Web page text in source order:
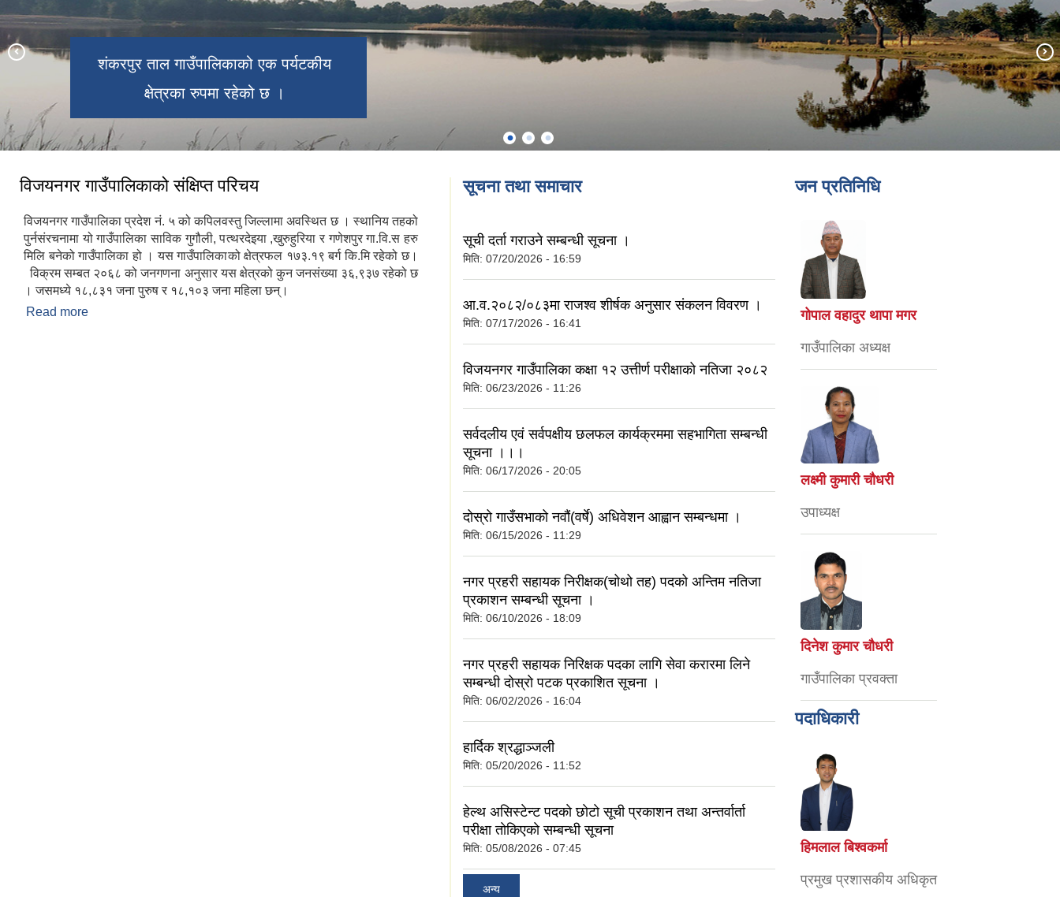
शंकरपुर ताल गाउँपालिकाको एक पर्यटकीय
क्षेत्रका रुपमा रहेको छ ।
समयमाई मन्दिर एक हिन्दुहरुको माहन
चार्डपर्वहरुमा विभिन्न ठाउँबाट पुजा आजाका
लागी आउने गरेका छन् ।
थारु संग्रलय विजयनगर गाउँपालिकाको वडा नं
२ को लोहरौलामा अवस्थित छ ।
विजयनगर गाउँपालिकाको संक्षिप्त परिचय
विजयनगर गाउँपालिका प्रदेश नं. ५ को कपिलवस्तु जिल्लामा अवस्थित छ । स्थानिय तहको
पुर्नसंरचनामा यो गाउँपालिका साविक गुगौली, पत्थरदेइया ,खुरुहुरिया र गणेशपुर गा.वि.स हरु
मिलि बनेको गाउँपालिका हो । यस गाउँपालिकाको क्षेत्रफल १७३.१९ बर्ग कि.मि रहेको छ।
विक्रम सम्बत २०६८ को जनगणना अनुसार यस क्षेत्रको कुन जनसंख्या ३६,९३७ रहेको छ
। जसमध्ये १८,८३१ जना पुरुष र १८,१०३ जना महिला छन्।
Read more
सूचना तथा समाचार
सूची दर्ता गराउने सम्बन्धी सूचना ।
मिति: 07/20/2026 - 16:59
आ.व.२०८२/०८३मा राजश्व शीर्षक अनुसार संकलन विवरण ।
मिति: 07/17/2026 - 16:41
विजयनगर गाउँपालिका कक्षा १२ उत्तीर्ण परीक्षाको नतिजा २०८२
मिति: 06/23/2026 - 11:26
सर्वदलीय एवं सर्वपक्षीय छलफल कार्यक्रममा सहभागिता सम्बन्धी
सूचना ।।।
मिति: 06/17/2026 - 20:05
दोस्रो गाउँसभाको नवौं(वर्षे) अधिवेशन आह्वान सम्बन्धमा ।
मिति: 06/15/2026 - 11:29
नगर प्रहरी सहायक निरीक्षक(चोथो तह) पदको अन्तिम नतिजा
प्रकाशन सम्बन्धी सूचना ।
मिति: 06/10/2026 - 18:09
नगर प्रहरी सहायक निरिक्षक पदका लागि सेवा करारमा लिने
सम्बन्धी दाेस्राे पटक प्रकाशित सूचना ।
मिति: 06/02/2026 - 16:04
हार्दिक श्रद्धाञ्जली
मिति: 05/20/2026 - 11:52
हेल्थ असिस्टेन्ट पदकाे छाेटाे सूची प्रकाशन तथा अन्तर्वार्ता
परीक्षा ताेकिएकाे सम्बन्धी सूचना
मिति: 05/08/2026 - 07:45
अन्य
जन प्रतिनिधि
गोपाल वहादुर थापा मगर
गाउँपालिका अध्यक्ष
लक्ष्मी कुमारी चौधरी
उपाध्यक्ष
दिनेश कुमार चौधरी
गाउँपालिका प्रवक्ता
पदाधिकारी
हिमलाल बिश्वकर्मा
प्रमुख प्रशासकीय अधिकृत